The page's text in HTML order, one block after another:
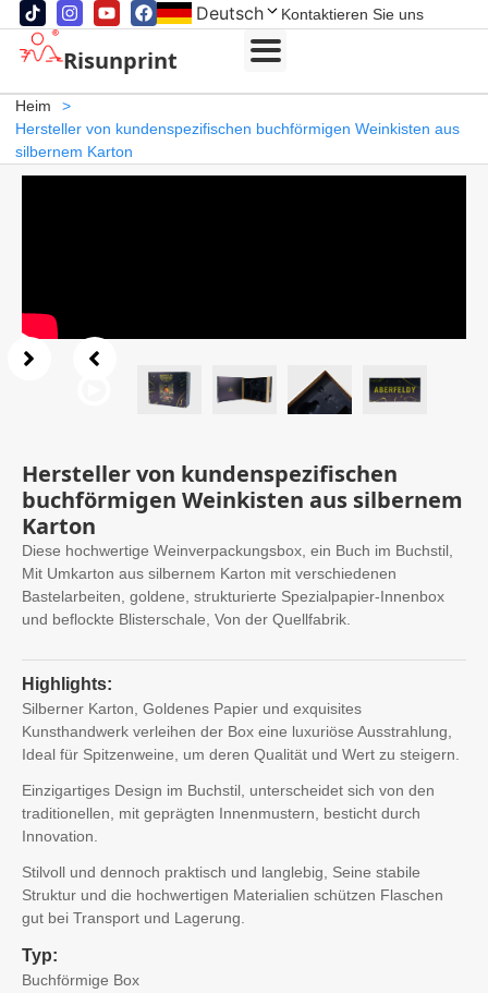
Deutsch Kontaktieren Sie uns
Risunprint
Heim
>
Hersteller von kundenspezifischen buchförmigen Weinkisten aus
silbernem Karton
Hersteller von kundenspezifischen
buchförmigen Weinkisten aus silbernem
Karton
Diese hochwertige Weinverpackungsbox, ein Buch im Buchstil,
Mit Umkarton aus silbernem Karton mit verschiedenen
Bastelarbeiten, goldene, strukturierte Spezialpapier-Innenbox
und beflockte Blisterschale, Von der Quellfabrik.
Highlights:
Silberner Karton, Goldenes Papier und exquisites
Kunsthandwerk verleihen der Box eine luxuriöse Ausstrahlung,
Ideal für Spitzenweine, um deren Qualität und Wert zu steigern.
Einzigartiges Design im Buchstil, unterscheidet sich von den
traditionellen, mit geprägten Innenmustern, besticht durch
Innovation.
Stilvoll und dennoch praktisch und langlebig, Seine stabile
Struktur und die hochwertigen Materialien schützen Flaschen
gut bei Transport und Lagerung.
Typ:
Buchförmige Box